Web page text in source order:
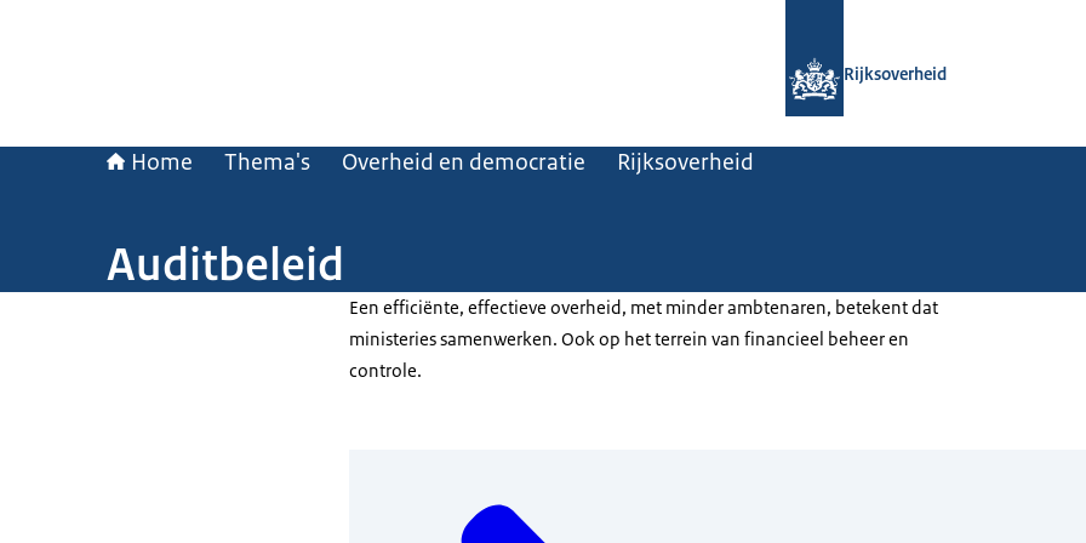
Rijksoverheid
Home Thema's Overheid en democratie Rijksoverheid
Auditbeleid
Een efficiënte, effectieve overheid, met minder ambtenaren, betekent dat
ministeries samenwerken. Ook op het terrein van financieel beheer en
controle.